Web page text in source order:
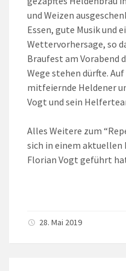
und Weizen
Essen, gute Musik und
Wettervorhersage, so
Braufest am Vorabend
Wege stehen dürfte.
mitfeiernde Heldener
Vogt und sein
Alles Weitere zum
sich in einem aktuellen
Florian Vogt geführt
28. Mai 2019